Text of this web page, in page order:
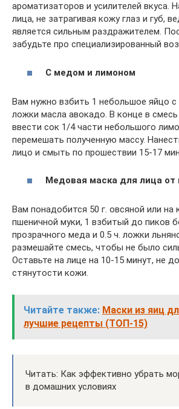
ароматизаторов и усилителей вкуса.
лица, не затрагивая кожу глаз и губ,
является сильным раздражителем.
забудьте про специализированный
С медом и лимоном
Вам нужно взбить 1 небольшое яйцо с
ложки масла авокадо. В конце в
ввести сок 1/4 части небольшого
перемешать полученную массу.
лицо и смыть по прошествии 15-17
Медовая маска для лица
Вам понадобится 50 г. овсяной или на
пшеничной муки, 1 взбитый до пиков
прозрачного меда и 0.5 ч. ложки
размешайте смесь, чтобы не было
Оставьте на лице на 10-15 минут, не
стянутости кожи.
Читайте также: Маски из яиц
лучшие рецепты (ТОП-15)
Читать: Как эффективно убрать
в домашних условиях